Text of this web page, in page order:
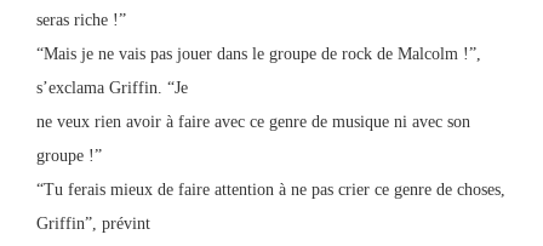
seras riche !”
“Mais je ne vais pas jouer dans le groupe de rock de Malcolm !”,
s’exclama Griffin. “Je
ne veux rien avoir à faire avec ce genre de musique ni avec son
groupe !”
“Tu ferais mieux de faire attention à ne pas crier ce genre de choses,
Griffin”, prévint